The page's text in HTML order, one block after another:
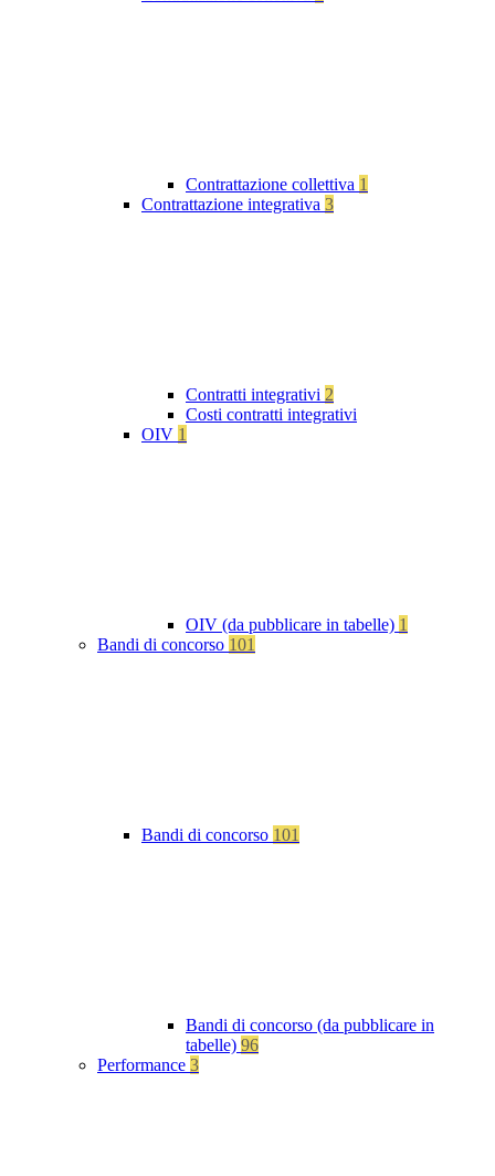
Contrattazione collettiva 1
Contrattazione integrativa 3
Contratti integrativi 2
Costi contratti integrativi
OIV 1
OIV (da pubblicare in tabelle) 1
Bandi di concorso 101
Bandi di concorso 101
Bandi di concorso (da pubblicare in
tabelle) 96
Performance 3